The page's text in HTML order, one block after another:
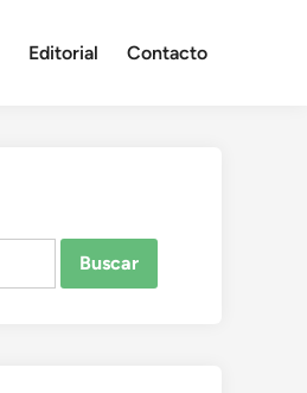
Editorial Contacto